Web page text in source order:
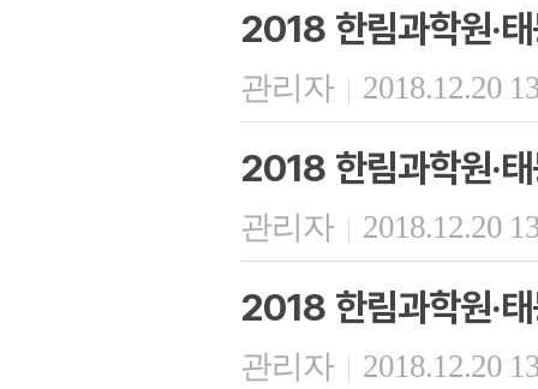
2018 한림과학원·
관리자 | 2018.12.20
2018 한림과학원·
관리자 | 2018.12.20
2018 한림과학원·
관리자 | 2018.12.20